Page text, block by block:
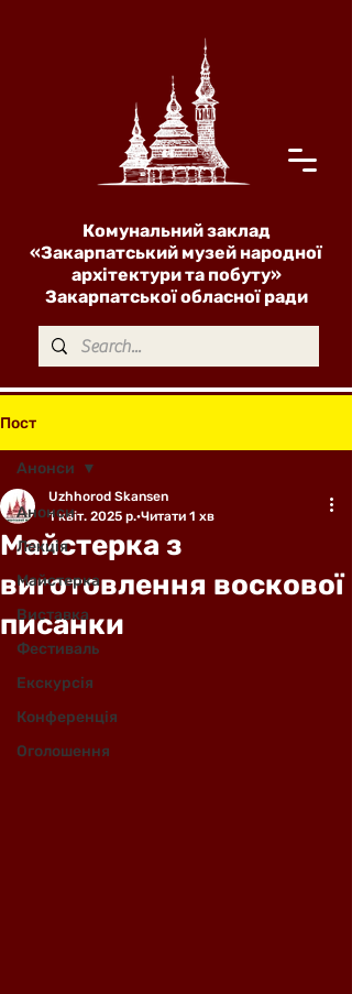
Комунальний заклад
«Закарпатський музей народної
архітектури та побуту»
Закарпатської обласної ради
Пост
Анонси
Лекція
Майстерка
Виставка
Фестиваль
Екскурсія
Конференція
Оголошення
Анонси
Майстерка з
виготовлення воскової
писанки
Uzhhorod Skansen
1 квіт. 2025 р. Читати 1 хв